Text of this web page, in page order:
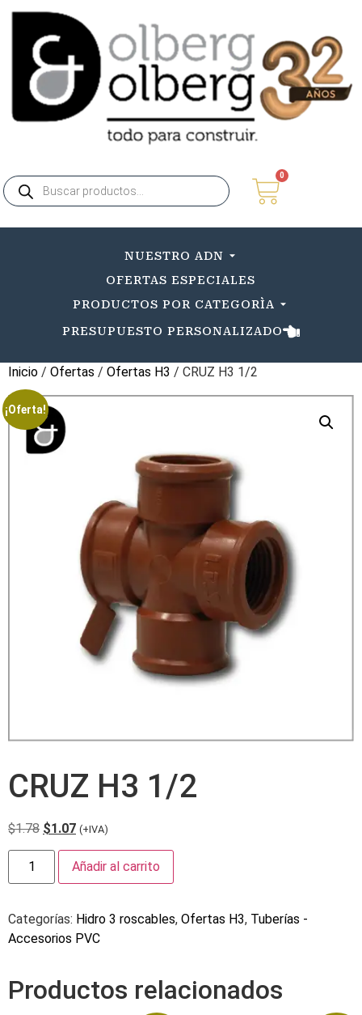
0
NUESTRO ADN
OFERTAS ESPECIALES
PRODUCTOS POR CATEGORÌA
PRESUPUESTO PERSONALIZADO
Inicio / Ofertas / Ofertas H3 / CRUZ H3 1/2
¡Oferta!
CRUZ H3 1/2
$1.78 $1.07 (+IVA)
Añadir al carrito
Categorías: Hidro 3 roscables, Ofertas H3, Tuberías -
Accesorios PVC
Productos relacionados